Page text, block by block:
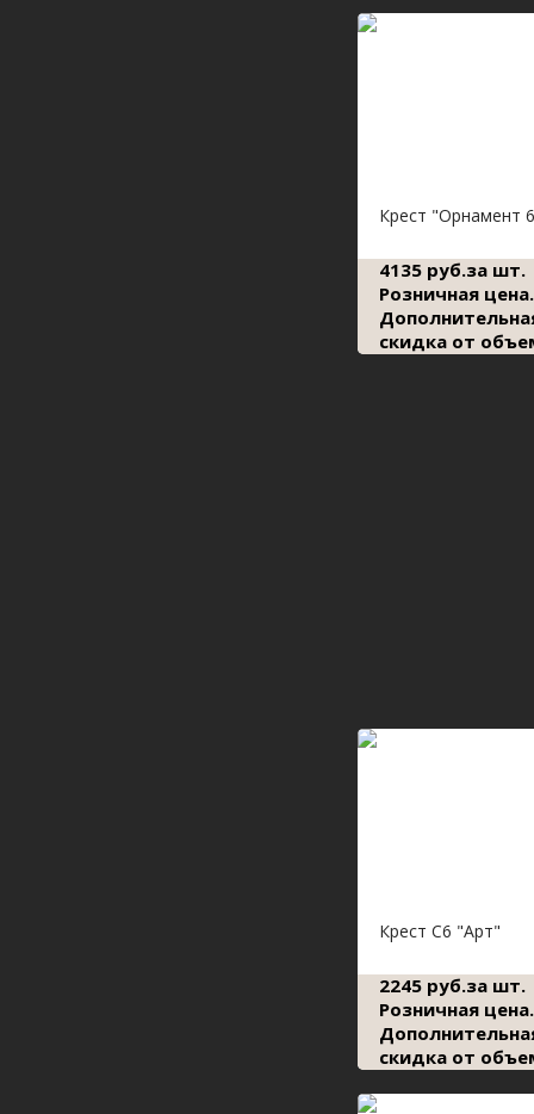
Крест "Орнамент
4135 руб.за шт.
Розничная цена.
скидка от
Крест С6 "Арт"
2245 руб.за шт.
Розничная цена.
скидка от